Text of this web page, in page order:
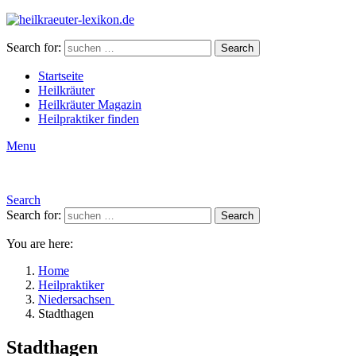
Search for: Search
Startseite
Heilkräuter
Heilkräuter Magazin
Heilpraktiker finden
Menu
Search
Search for:
Search
You are here:
Home
Heilpraktiker
Niedersachsen
Stadthagen
Stadthagen